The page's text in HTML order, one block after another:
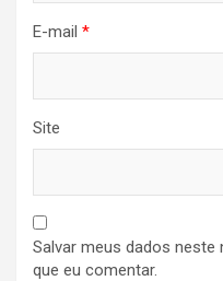
E-mail *
Site
Salvar meus dados neste
que eu comentar.